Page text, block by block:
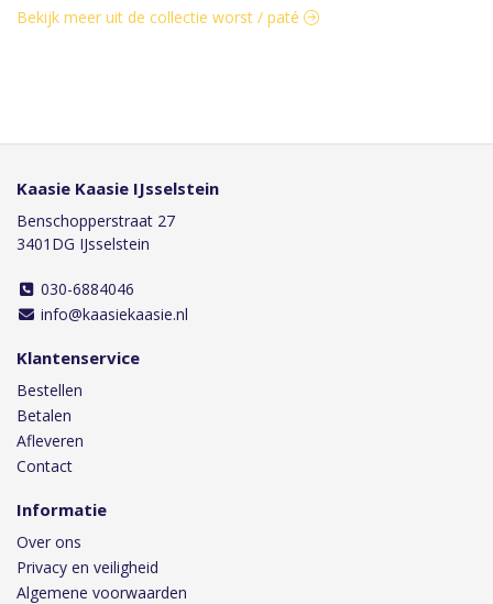
Bekijk meer uit de collectie worst / paté
Kaasie Kaasie IJsselstein
Benschopperstraat 27
3401DG IJsselstein
030-6884046
info@kaasiekaasie.nl
Klantenservice
Bestellen
Betalen
Afleveren
Contact
Informatie
Over ons
Privacy en veiligheid
Algemene voorwaarden